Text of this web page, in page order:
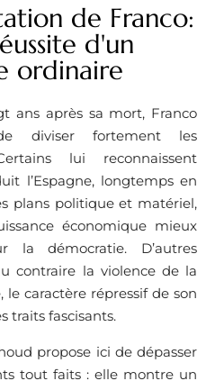
de Franco:
d'un
ordinaire
ans après sa mort, Franco
diviser fortement les
lui reconnaissent
l’Espagne, longtemps en
plans politique et matériel,
économique mieux
la démocratie. D’autres
contraire la violence de la
le caractère répressif de son
traits fascisants.
propose ici de dépasser
tout faits : elle montre un